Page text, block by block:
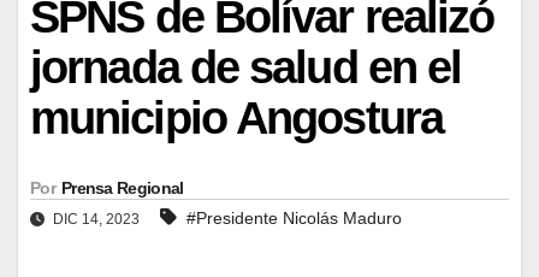
SPNS de Bolívar realizó
jornada de salud en el
municipio Angostura
Por Prensa Regional
DIC 14, 2023 #Presidente Nicolás Maduro